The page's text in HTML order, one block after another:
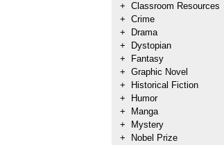
+ Classroom Resources
+ Crime
+
Drama
+
Dystopian
+
Fantasy
+ Graphic Novel
+
Historical Fiction
+
Humor
+
Manga
+
Mystery
+
Nobel Prize